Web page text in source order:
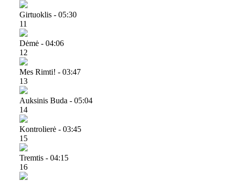
Girtuoklis - 05:30
11
Dėmė - 04:06
12
Mes Rimti! - 03:47
13
Auksinis Buda - 05:04
14
Kontrolierė - 03:45
15
Tremtis - 04:15
16